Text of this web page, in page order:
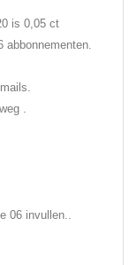
is 0,05 ct
.
06 invullen..